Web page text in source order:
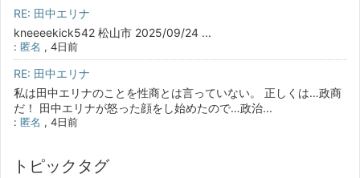
RE: 田中エリナ
kneeeekick542 松山市 2025/09/24 ...
: 匿名 , 4日前
RE: 田中エリナ
私は田中エリナのことを性商とは言っていない。 正しくは…政商
だ！ 田中エリナが怒った顔をし始めたので…政治...
: 匿名 , 4日前
トピックタグ